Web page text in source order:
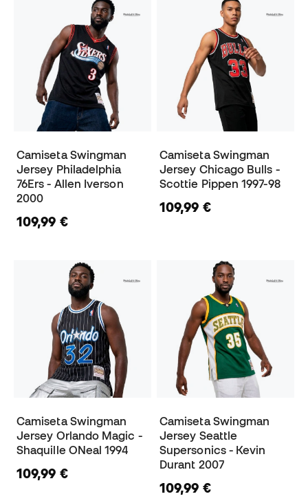
Camiseta Swingman
Jersey Philadelphia
76Ers - Allen Iverson
2000
109,99 €
Camiseta Swingman
Jersey Chicago Bulls -
Scottie Pippen 1997-98
109,99 €
Camiseta Swingman
Jersey Orlando Magic -
Shaquille ONeal 1994
109,99 €
Camiseta Swingman
Jersey Seattle
Supersonics - Kevin
Durant 2007
109,99 €